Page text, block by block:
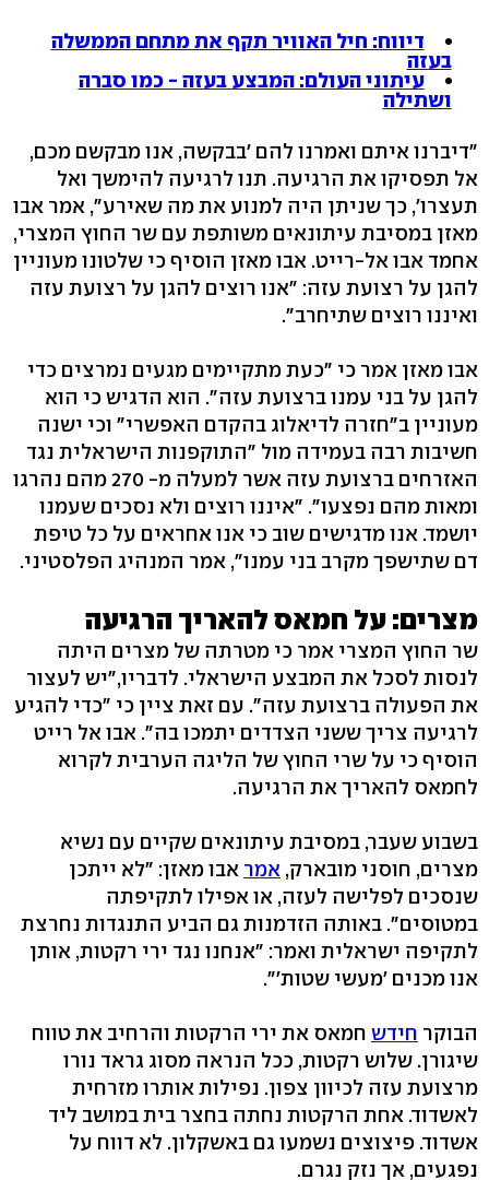
דיווח: חיל האוויר תקף את מתחם הממשלה
בעזה
עיתוני העולם: המבצע בעזה - כמו סברה
ושתילה
"דיברנו איתם ואמרנו להם 'בבקשה, אנו מבקשם מכם,
אל תפסיקו את הרגיעה. תנו לרגיעה להימשך ואל
תעצרו', כך שניתן היה למנוע את מה שאירע", אמר אבו
מאזן במסיבת עיתונאים משותפת עם שר החוץ המצרי,
אחמד אבו אל-רייט. אבו מאזן הוסיף כי שלטונו מעוניין
להגן על רצועת עזה: "אנו רוצים להגן על רצועת עזה
ואיננו רוצים שתיחרב".
אבו מאזן אמר כי "כעת מתקיימים מגעים נמרצים כדי
להגן על בני עמנו ברצועת עזה". הוא הדגיש כי הוא
מעוניין ב"חזרה לדיאלוג בהקדם האפשרי" וכי ישנה
חשיבות רבה בעמידה מול "התוקפנות הישראלית נגד
האזרחים ברצועת עזה אשר למעלה מ- 270 מהם נהרגו
ומאות מהם נפצעו". "איננו רוצים ולא נסכים שעמנו
יושמד. אנו מדגישים שוב כי אנו אחראים על כל טיפת
דם שתישפך מקרב בני עמנו", אמר המנהיג הפלסטיני.
מצרים: על חמאס להאריך הרגיעה
שר החוץ המצרי אמר כי מטרתה של מצרים היתה
לנסות לסכל את המבצע הישראלי. לדבריו,"יש לעצור
את הפעולה ברצועת עזה". עם זאת ציין כי "כדי להגיע
לרגיעה צריך ששני הצדדים יתמכו בה". אבו אל רייט
הוסיף כי על שרי החוץ של הליגה הערבית לקרוא
לחמאס להאריך את הרגיעה.
בשבוע שעבר, במסיבת עיתונאים שקיים עם נשיא
מצרים, חוסני מובארק, אמר אבו מאזן: "לא ייתכן
שנסכים לפלישה לעזה, או אפילו לתקיפתה
במטוסים". באותה הזדמנות גם הביע התנגדות נחרצת
לתקיפה ישראלית ואמר: "אנחנו נגד ירי רקטות, אותן
אנו מכנים 'מעשי שטות'".
הבוקר חידש חמאס את ירי הרקטות והרחיב את טווח
שיגורן. שלוש רקטות, ככל הנראה מסוג גראד נורו
מרצועת עזה לכיוון צפון. נפילות אותרו מזרחית
לאשדוד. אחת הרקטות נחתה בחצר בית במושב ליד
אשדוד. פיצוצים נשמעו גם באשקלון. לא דווח על
נפגעים, אך נזק נגרם.